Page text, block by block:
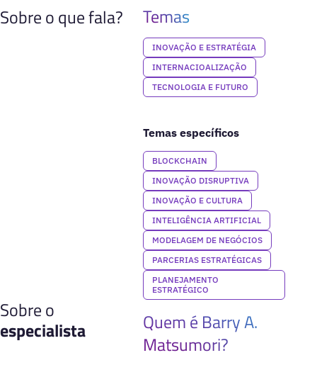
Sobre o que fala? Temas
INOVAÇÃO E ESTRATÉGIA
INTERNACIOALIZAÇÃO
TECNOLOGIA E FUTURO
Temas específicos
BLOCKCHAIN
INOVAÇÃO DISRUPTIVA
INOVAÇÃO E CULTURA
INTELIGÊNCIA ARTIFICIAL
MODELAGEM DE NEGÓCIOS
PARCERIAS ESTRATÉGICAS
PLANEJAMENTO
ESTRATÉGICO
Sobre o
especialista
Quem é Barry A.
Matsumori?